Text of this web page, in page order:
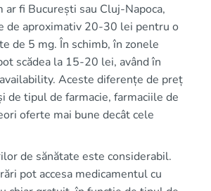
ar fi București sau Cluj-Napoca,
de aproximativ 20-30 lei pentru o
de 5 mg. În schimb, în zonele
scădea la 15-20 lei, având în
Aceste diferențe de preț
de tipul de farmacie, farmaciile de
oferte mai bune decât cele
de sănătate este considerabil.
pot accesa medicamentul cu